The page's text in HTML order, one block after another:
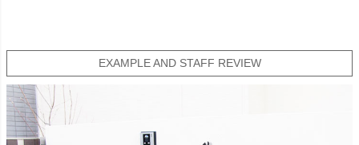
EXAMPLE AND STAFF REVIEW